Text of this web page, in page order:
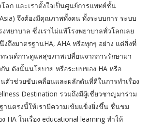
ลก และเราตั้งใจเป็นศูนย์การแพทย์ชั้น
จึงต้องมีคุณภาพทั้งคน ทั้งระบบการ ระบบ
พยาบาล ซึ่งเราไม่แพ้โรงพยาบาลทั่วโลกเลย
ถึงมาตรฐานHA, AHA หรือทุกๆ อย่าง แต่สิ่งที่
ทรนด์การดูแลสุขภาพเปลี่ยนจากการรักษามา
กัน ดังนั้นนโยบาย หรือระบบของ HA หรือ
นตัวช่วยขับเคลื่อนและผลักดันที่ดีในการทำเรื่อง
Destination รวมถึงมีผู้เชี่ยวชาญมาร่วม
านตรงนี้ให้เรามีความเข้มแข็งยิ่งขึ้น ชื่นชม
HA ในเรื่อง educational learning ทำให้